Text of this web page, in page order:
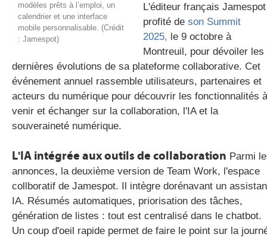
modèles prêts à l’emploi, un
calendrier et une interface
mobile personnalisable. (Crédit
: Jamespot)
L'éditeur français
profité de son Summit
2025, le 9 octobre à
Montreuil, pour dévoiler les
dernières évolutions de sa plateforme collaborative. Cet
événement annuel rassemble utilisateurs, partenaires et
acteurs du numérique pour découvrir les fonctionnalités à
venir et échanger sur la collaboration, l'IA et la
souveraineté numérique.
L'IA intégrée aux outils de collaboration Parmi
annonces, la deuxième version de Team Work, l'espace
collboratif de Jamespot. Il intègre dorénavant un
IA. Résumés automatiques, priorisation des tâches,
génération de listes : tout est centralisé dans le chatbot.
Un coup d'oeil rapide permet de faire le point sur la